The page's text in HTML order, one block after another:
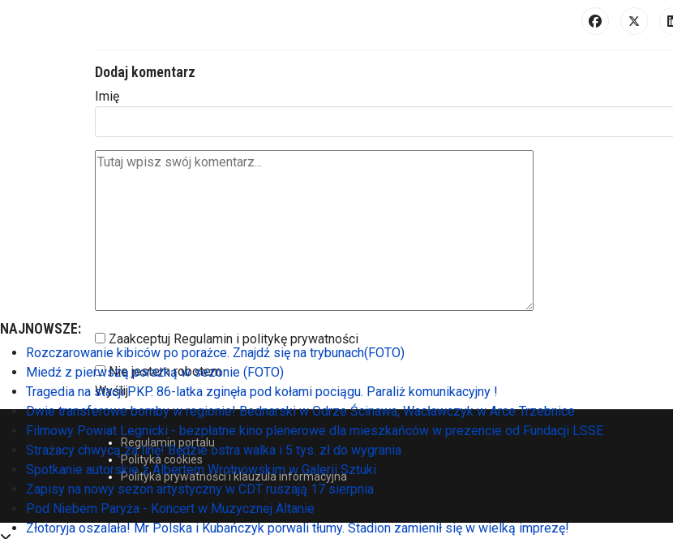
Dodaj komentarz
Imię
Zaakceptuj Regulamin i politykę prywatności
Nie jestem robotem
Wyślij
Regulamin portalu
Polityka cookies
Polityka prywatności i klauzula informacyjna
NAJNOWSZE:
Rozczarowanie kibiców po porażce. Znajdź się na trybunach(FOTO)
Miedź z pierwszą porażką w sezonie (FOTO)
Tragedia na stacji PKP. 86-latka zginęła pod kołami pociągu. Paraliż komunikacyjny !
Dwie transferowe bomby w regionie! Bednarski w Odrze Ścinawa, Wacławczyk w Arce Trzebnice
Filmowy Powiat Legnicki - bezpłatne kino plenerowe dla mieszkańców w prezencie od Fundacji LSSE
Strażacy chwycą za linę! Będzie ostra walka i 5 tys. zł do wygrania
Spotkanie autorskie z Albertem Wrotnowskim w Galerii Sztuki
Zapisy na nowy sezon artystyczny w CDT ruszają 17 sierpnia
Pod Niebem Paryża - Koncert w Muzycznej Altanie
Złotoryja oszalała! Mr Polska i Kubańczyk porwali tłumy. Stadion zamienił się w wielką imprezę!